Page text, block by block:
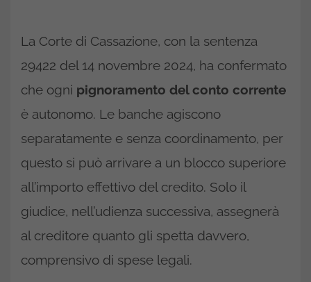
La Corte di Cassazione, con la sentenza
29422 del 14 novembre 2024, ha confermato
che ogni pignoramento del conto corrente
è autonomo. Le banche agiscono
separatamente e senza coordinamento, per
questo si può arrivare a un blocco superiore
all’importo effettivo del credito. Solo il
giudice, nell’udienza successiva, assegnerà
al creditore quanto gli spetta davvero,
comprensivo di spese legali.​